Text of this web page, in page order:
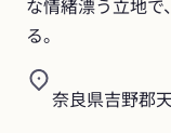
な情緒漂う立地
る。
奈良県吉野郡